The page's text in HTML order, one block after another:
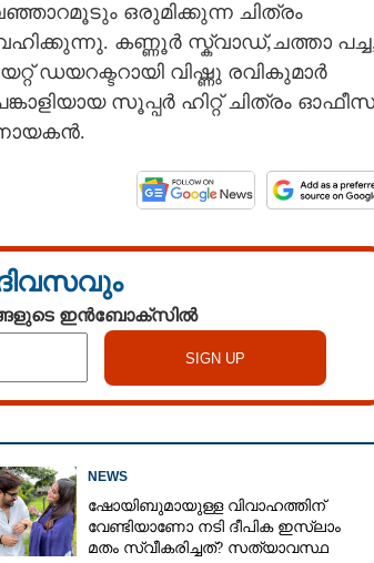
ഒരുമിക്കുന്ന ചിത്രം
കണ്ണൂർ സ്ക്വാഡ്,ചത്താ
ഡയറക്ടറായി വിഷ്ണു രവികുമാർ
പങ്കാളിയായ സൂപ്പർ ഹിറ്റ് ചിത്രം
ദിവസവും
ഇൻബോക്സിൽ
NEWS
ഷോയിബുമായുള്ള വിവാഹത്തിന്
വേണ്ടിയാണോ നടി ദീപിക ഇസ്ലാം
മതം സ്വീകരിച്ചത്? സത്യാവസ്ഥ
Share this link
Copy Link